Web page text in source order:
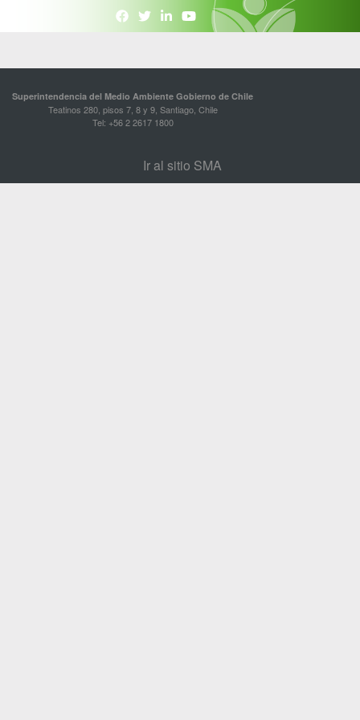
Superintendencia del Medio Ambiente Gobierno de Chile
Teatinos 280, pisos 7, 8 y 9, Santiago, Chile
Tel: +56 2 2617 1800
Ir al sitio SMA